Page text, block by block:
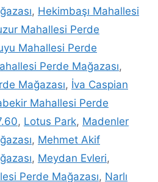
, Hekimbaşı Mahallesi
Mahallesi Perde
Mahallesi Perde
Perde Mağazası,
Mağazası, İva Caspian
Mahallesi Perde
, Lotus Park, Madenler
, Mehmet Akif
, Meydan Evleri,
Perde Mağazası, Narlı